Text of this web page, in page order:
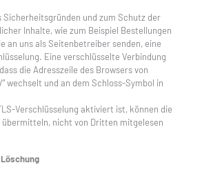
Sicherheitsgründen und zum Schutz der
Inhalte, wie zum Beispiel Bestellungen
an uns als Seitenbetreiber senden, eine
Eine verschlüsselte Verbindung
die Adresszeile des Browsers von
wechselt und an dem Schloss-Symbol in
Verschlüsselung aktiviert ist, können die
übermitteln, nicht von Dritten mitgelesen